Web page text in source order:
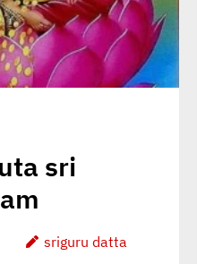
sri
sriguru datta